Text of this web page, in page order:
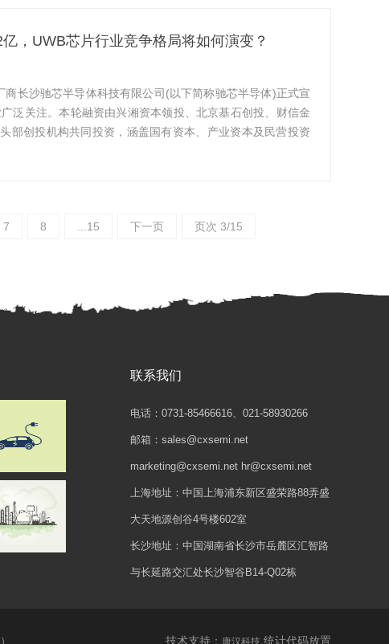
，UWB芯片行业竞争格局将如何演变？
长沙驰芯半导体科技有限公司(以下简称驰芯半导体)正式宣
泛关注。本轮融资由兴湘资本领投、北京基石创投、财信金
部创投机构共同投资，涵盖国有资本、产业资本及民营投资
7 8 ...15 下一页 页次 3/15
联系我们
电话：0731-85466616、021-58930266
邮箱：sales@cxsemi.net
marketing@cxsemi.net hr@cxsemi.net
上海地址：中国上海浦东新区盛荣路88弄盛
大天地源创谷4号楼602室
长沙地址：中国湖南省长沙市岳麓区汇智路
与长延路交汇处长沙智谷B14-Q02栋
） 技术支持： 唐汉科技 统计代码放置